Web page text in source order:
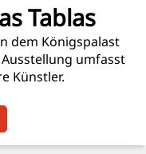
Tablas
dem Königspalast
umfasst
Künstler.